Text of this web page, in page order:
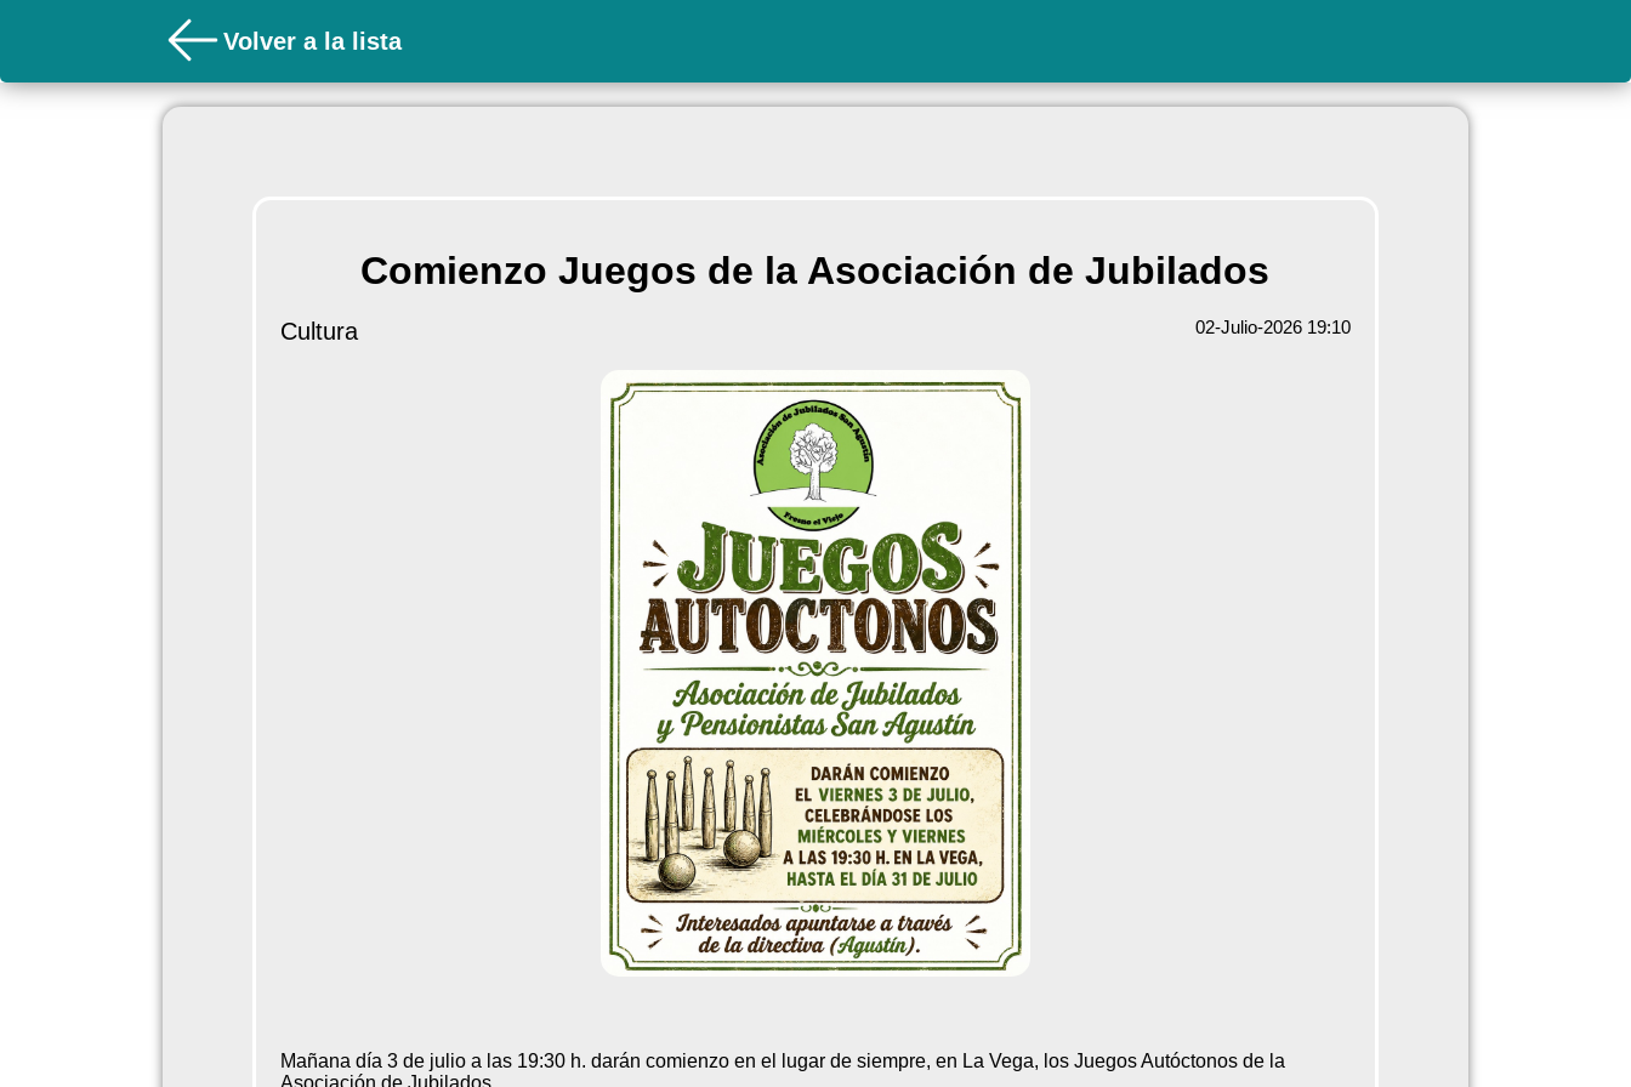
Volver a la lista
Comienzo Juegos de la Asociación de Jubilados
Cultura 02-Julio-2026 19:10
Mañana día 3 de julio a las 19:30 h. darán comienzo en el lugar de siempre, en La Vega, los Juegos Autóctonos de la
Asociación de Jubilados.